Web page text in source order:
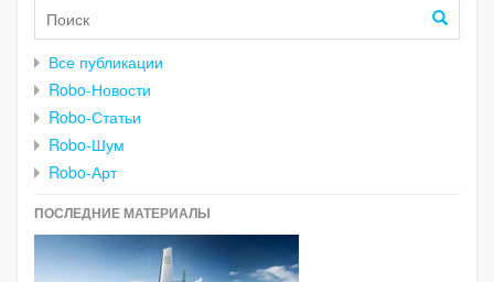
Все публикации
Robo-Новости
Robo-Статьи
Robo-Шум
Robo-Арт
ПОСЛЕДНИЕ МАТЕРИАЛЫ